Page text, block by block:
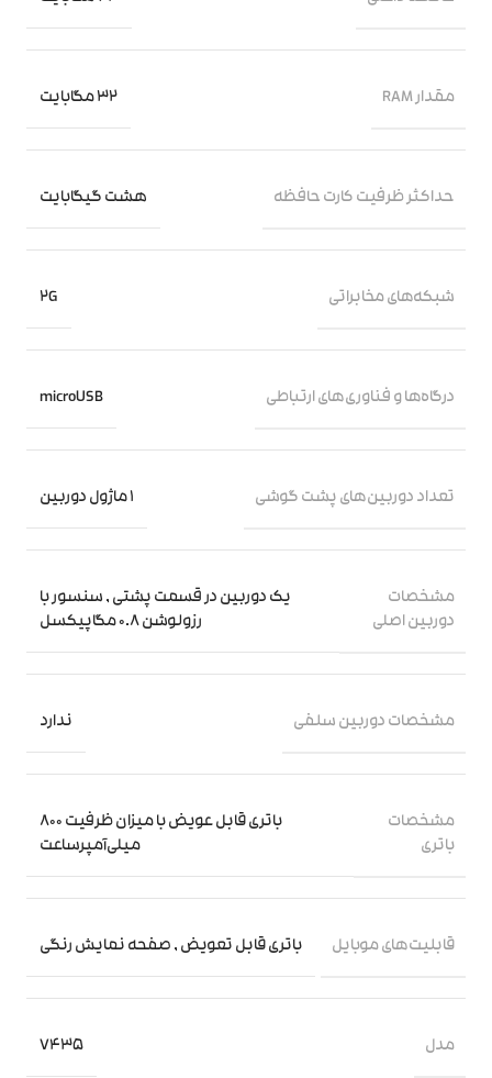
مقدار RAM 32 مگابایت
حداکثر ظرفیت کارت حافظه هشت گیگابایت
شبکه‌های مخابراتی 2G
درگاه‌ها و فناوری‌های ارتباطی microUSB
تعداد دوربین‌های پشت گوشی 1 ماژول دوربین
مشخصات
دوربین اصلی
یک دوربین در قسمت پشتی,سنسور با
رزولوشن 0.8 مگاپیکسل
مشخصات دوربین سلفی ندارد
مشخصات
باتری
باتری قابل عویض با میزان ظرفیت 800
میلی‌آمپر‌ساعت
قابلیت‌های موبایل باتری قابل تعویض,صفحه نمایش رنگی
مدل V435